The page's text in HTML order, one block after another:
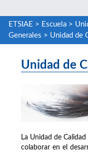
ETSIAE > Escuela>
Generales > Unidad de
Unidad de
La Unidad de
colaborar en el